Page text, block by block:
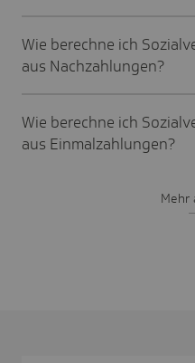
Wie berechne ich
aus Nachzahlungen?
Wie berechne ich
aus Einmalzahlungen?
Mehr